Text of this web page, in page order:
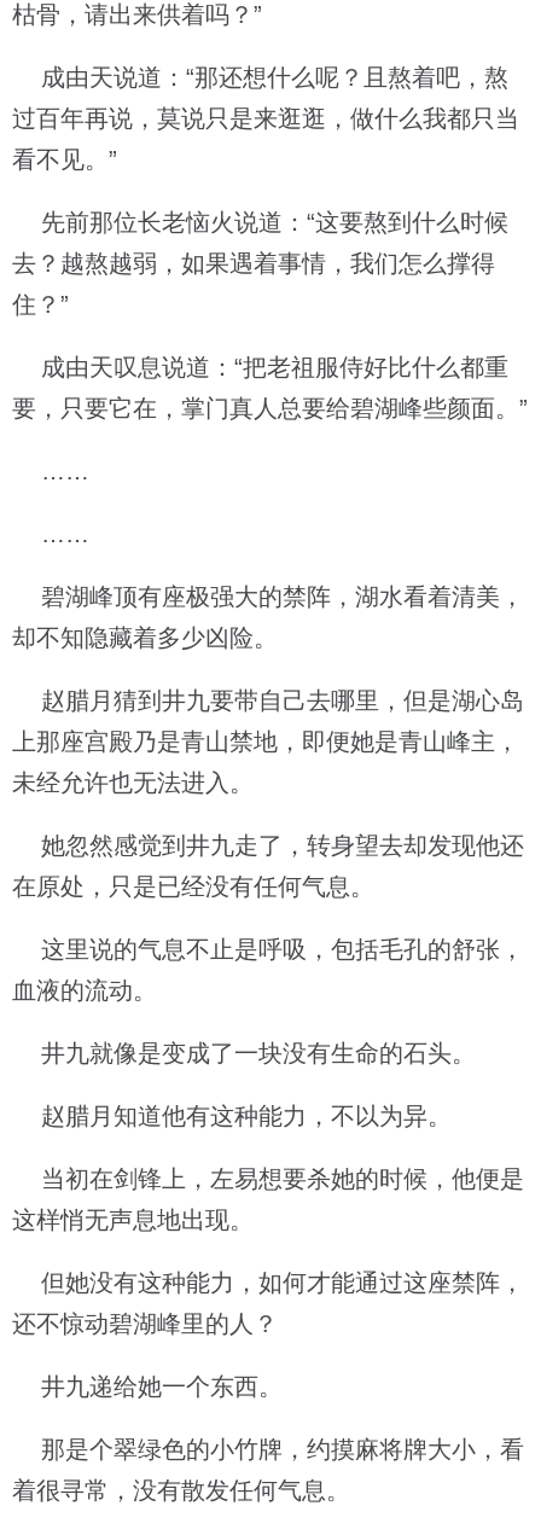
枯骨，请出来供着吗？”
成由天说道：“那还想什么呢？且熬着吧，熬
过百年再说，莫说只是来逛逛，做什么我都只当
看不见。”
先前那位长老恼火说道：“这要熬到什么时候
去？越熬越弱，如果遇着事情，我们怎么撑得
住？”
成由天叹息说道：“把老祖服侍好比什么都重
要，只要它在，掌门真人总要给碧湖峰些颜面。”
……
……
碧湖峰顶有座极强大的禁阵，湖水看着清美，
却不知隐藏着多少凶险。
赵腊月猜到井九要带自己去哪里，但是湖心岛
上那座宫殿乃是青山禁地，即便她是青山峰主，
未经允许也无法进入。
她忽然感觉到井九走了，转身望去却发现他还
在原处，只是已经没有任何气息。
这里说的气息不止是呼吸，包括毛孔的舒张，
血液的流动。
井九就像是变成了一块没有生命的石头。
赵腊月知道他有这种能力，不以为异。
当初在剑锋上，左易想要杀她的时候，他便是
这样悄无声息地出现。
但她没有这种能力，如何才能通过这座禁阵，
还不惊动碧湖峰里的人？
井九递给她一个东西。
那是个翠绿色的小竹牌，约摸麻将牌大小，看
着很寻常，没有散发任何气息。